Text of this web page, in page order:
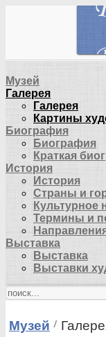
Музей
Галерея
Галерея
Картины
Биография
Биография
Краткая
История
История
Страны и
Культурное
Термины и
Выставка
Выставка
Выставки
Музей